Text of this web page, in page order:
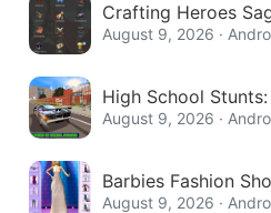
Crafting Heroes
August 9, 2026 ·
High School
August 9, 2026 ·
Barbies Fashion
August 9, 2026 ·